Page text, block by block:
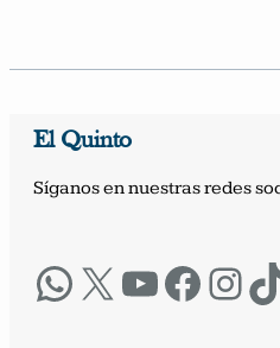
El Quinto
Síganos en nuestras redes
WhatsApp X YouTube Facebook InstagramTikTok